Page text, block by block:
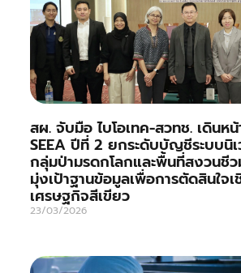
สผ. จับมือ ไบโอเทค-สวทช. เดินหน้
SEEA ปีที่ 2 ยกระดับบัญชีระบบนิเ
กลุ่มป่ามรดกโลกและพื้นที่สงวนชี
มุ่งเป้าฐานข้อมูลเพื่อการตัดสินใจ
เศรษฐกิจสีเขียว
23/03/2026